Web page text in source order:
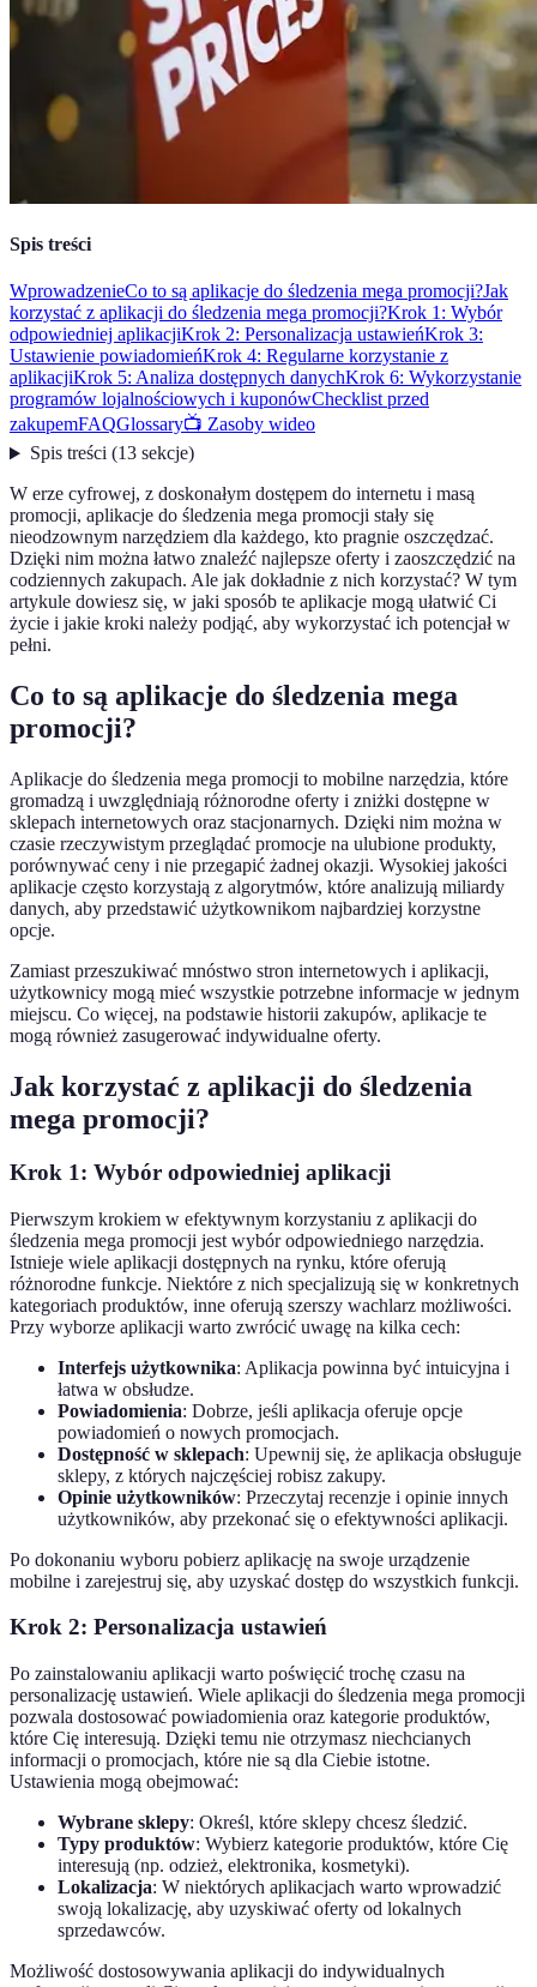
Spis treści
WprowadzenieCo to są aplikacje do śledzenia mega promocji?Jak
korzystać z aplikacji do śledzenia mega promocji?Krok 1: Wybór
odpowiedniej aplikacjiKrok 2: Personalizacja ustawieńKrok 3:
Ustawienie powiadomieńKrok 4: Regularne korzystanie z
aplikacjiKrok 5: Analiza dostępnych danychKrok 6: Wykorzystanie
programów lojalnościowych i kuponówChecklist przed
zakupemFAQGlossary📺 Zasoby wideo
Spis treści(13 sekcje)
W erze cyfrowej, z doskonałym dostępem do internetu i masą
promocji, aplikacje do śledzenia mega promocji stały się
nieodzownym narzędziem dla każdego, kto pragnie oszczędzać.
Dzięki nim można łatwo znaleźć najlepsze oferty i zaoszczędzić na
codziennych zakupach. Ale jak dokładnie z nich korzystać? W tym
artykule dowiesz się, w jaki sposób te aplikacje mogą ułatwić Ci
życie i jakie kroki należy podjąć, aby wykorzystać ich potencjał w
pełni.
Co to są aplikacje do śledzenia mega
promocji?
Aplikacje do śledzenia mega promocji to mobilne narzędzia, które
gromadzą i uwzględniają różnorodne oferty i zniżki dostępne w
sklepach internetowych oraz stacjonarnych. Dzięki nim można w
czasie rzeczywistym przeglądać promocje na ulubione produkty,
porównywać ceny i nie przegapić żadnej okazji. Wysokiej jakości
aplikacje często korzystają z algorytmów, które analizują miliardy
danych, aby przedstawić użytkownikom najbardziej korzystne
opcje.
Zamiast przeszukiwać mnóstwo stron internetowych i aplikacji,
użytkownicy mogą mieć wszystkie potrzebne informacje w jednym
miejscu. Co więcej, na podstawie historii zakupów, aplikacje te
mogą również zasugerować indywidualne oferty.
Jak korzystać z aplikacji do śledzenia
mega promocji?
Krok 1: Wybór odpowiedniej aplikacji
Pierwszym krokiem w efektywnym korzystaniu z aplikacji do
śledzenia mega promocji jest wybór odpowiedniego narzędzia.
Istnieje wiele aplikacji dostępnych na rynku, które oferują
różnorodne funkcje. Niektóre z nich specjalizują się w konkretnych
kategoriach produktów, inne oferują szerszy wachlarz możliwości.
Przy wyborze aplikacji warto zwrócić uwagę na kilka cech:
Interfejs użytkownika: Aplikacja powinna być intuicyjna i
łatwa w obsłudze.
Powiadomienia: Dobrze, jeśli aplikacja oferuje opcje
powiadomień o nowych promocjach.
Dostępność w sklepach: Upewnij się, że aplikacja obsługuje
sklepy, z których najczęściej robisz zakupy.
Opinie użytkowników: Przeczytaj recenzje i opinie innych
użytkowników, aby przekonać się o efektywności aplikacji.
Po dokonaniu wyboru pobierz aplikację na swoje urządzenie
mobilne i zarejestruj się, aby uzyskać dostęp do wszystkich funkcji.
Krok 2: Personalizacja ustawień
Po zainstalowaniu aplikacji warto poświęcić trochę czasu na
personalizację ustawień. Wiele aplikacji do śledzenia mega promocji
pozwala dostosować powiadomienia oraz kategorie produktów,
które Cię interesują. Dzięki temu nie otrzymasz niechcianych
informacji o promocjach, które nie są dla Ciebie istotne.
Ustawienia mogą obejmować:
Wybrane sklepy: Określ, które sklepy chcesz śledzić.
Typy produktów: Wybierz kategorie produktów, które Cię
interesują (np. odzież, elektronika, kosmetyki).
Lokalizacja: W niektórych aplikacjach warto wprowadzić
swoją lokalizację, aby uzyskiwać oferty od lokalnych
sprzedawców.
Możliwość dostosowywania aplikacji do indywidualnych